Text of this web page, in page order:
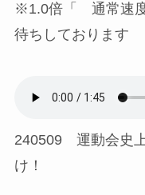
※1.0倍「 通常速
待ちしております
240509 運動会史
け！